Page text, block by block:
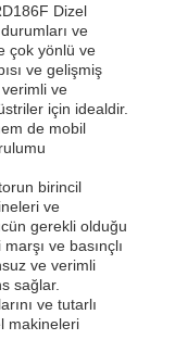
Dizel
ve
çok yönlü ve
ve gelişmiş
ve
için idealdir.
de mobil
birincil
ve
gerekli olduğu
ve basınçlı
ve verimli
sağlar.
ve tutarlı
makineleri